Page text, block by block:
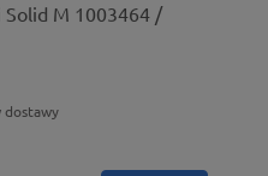
Solid M 1003464 /
dostawy